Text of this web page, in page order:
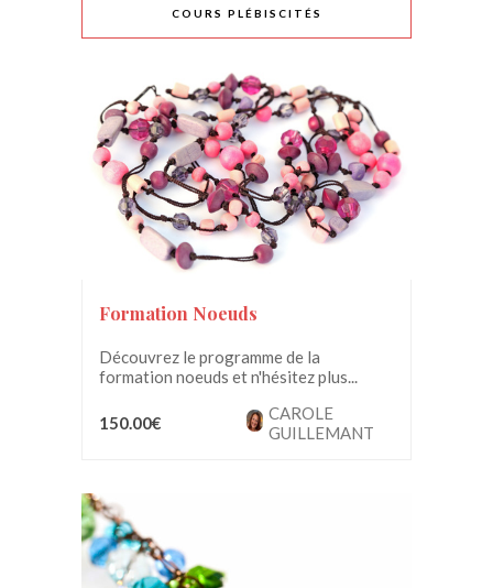
COURS PLÉBISCITÉS
Formation Noeuds
Découvrez le programme de la
formation noeuds et n'hésitez plus...
150.00€
CAROLE
GUILLEMANT